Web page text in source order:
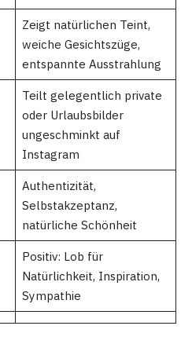
Zeigt natürlichen Teint,
weiche Gesichtszüge,
entspannte Ausstrahlung
Teilt gelegentlich private
oder Urlaubsbilder
ungeschminkt auf
Instagram
Authentizität,
Selbstakzeptanz,
natürliche Schönheit
Positiv: Lob für
Natürlichkeit, Inspiration,
Sympathie